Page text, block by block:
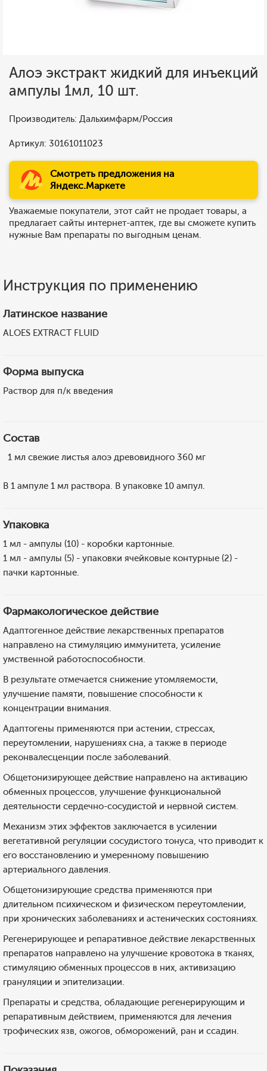
Алоэ экстракт жидкий для инъекций
ампулы 1мл, 10 шт.
Производитель: Дальхимфарм/Россия
Артикул: 30161011023
Смотреть предложения на
Яндекс.Маркете
Уважаемые покупатели, этот сайт не продает товары, а
предлагает сайты интернет-аптек, где вы сможете купить
нужные Вам препараты по выгодным ценам.
Инструкция по применению
Латинское название
ALOES EXTRACT FLUID
Форма выпуска
Раствор для п/к введения
Состав
1 мл свежие листья алоэ древовидного 360 мг
В 1 ампуле 1 мл раствора. В упаковке 10 ампул.
Упаковка
1 мл - ампулы (10) - коробки картонные.
1 мл - ампулы (5) - упаковки ячейковые контурные (2) -
пачки картонные.
Фармакологическое действие
Адаптогенное действие лекарственных препаратов
направлено на стимуляцию иммунитета, усиление
умственной работоспособности.
В результате отмечается снижение утомляемости,
улучшение памяти, повышение способности к
концентрации внимания.
Адаптогены применяются при астении, стрессах,
переутомлении, нарушениях сна, а также в периоде
реконвалесценции после заболеваний.
Общетонизирующее действие направлено на активацию
обменных процессов, улучшение функциональной
деятельности сердечно-сосудистой и нервной систем.
Механизм этих эффектов заключается в усилении
вегетативной регуляции сосудистого тонуса, что приводит к
его восстановлению и умеренному повышению
артериального давления.
Общетонизирующие средства применяются при
длительном психическом и физическом переутомлении,
при хронических заболеваниях и астенических состояниях.
Регенерирующее и репаративное действие лекарственных
препаратов направлено на улучшение кровотока в тканях,
стимуляцию обменных процессов в них, активизацию
грануляции и эпителизации.
Препараты и средства, обладающие регенерирующим и
репаративным действием, применяются для лечения
трофических язв, ожогов, обморожений, ран и ссадин.